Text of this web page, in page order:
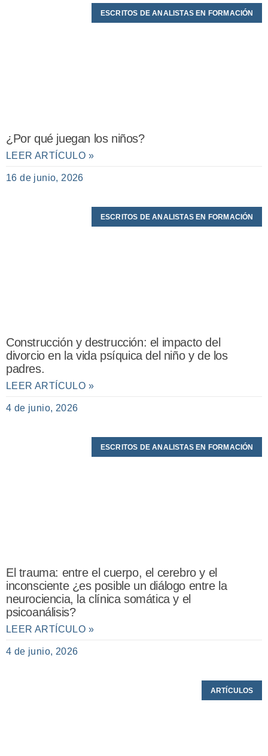
ESCRITOS DE ANALISTAS EN FORMACIÓN
¿Por qué juegan los niños?
LEER ARTÍCULO »
16 de junio, 2026
ESCRITOS DE ANALISTAS EN FORMACIÓN
Construcción y destrucción: el impacto del
divorcio en la vida psíquica del niño y de los
padres.
LEER ARTÍCULO »
4 de junio, 2026
ESCRITOS DE ANALISTAS EN FORMACIÓN
El trauma: entre el cuerpo, el cerebro y el
inconsciente ¿es posible un diálogo entre la
neurociencia, la clínica somática y el
psicoanálisis?
LEER ARTÍCULO »
4 de junio, 2026
ARTÍCULOS